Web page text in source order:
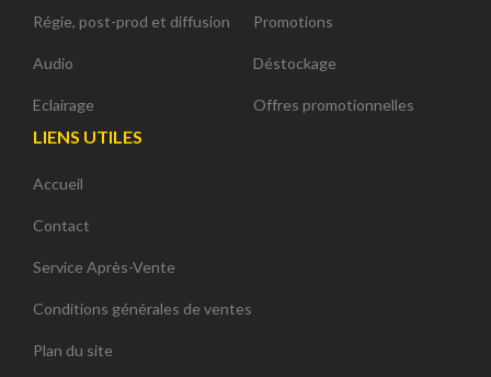
Régie, post-prod et diffusion
Audio
Eclairage
Promotions
Déstockage
Offres promotionnelles
LIENS UTILES
Accueil
Contact
Service Après-Vente
Conditions générales de ventes
Plan du site